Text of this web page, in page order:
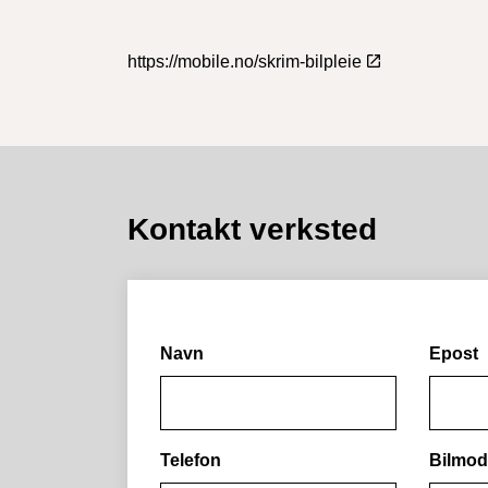
https://mobile.no/skrim-bilpleie
Kontakt verksted
Navn
Telefon
Epost